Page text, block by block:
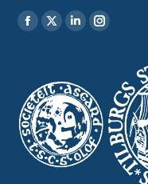
Vind ons op:
Facebook
in
new
window
X
in
new
window
Linkedin
in
new
window
Instagram
new
window